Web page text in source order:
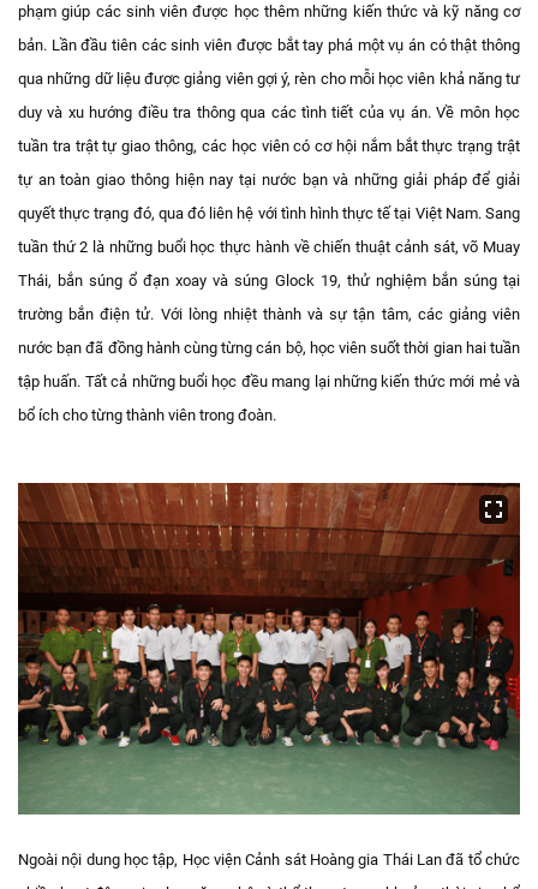
phạm giúp các sinh viên được học thêm những kiến thức và kỹ năng cơ
bản. Lần đầu tiên các sinh viên được bắt tay phá một vụ án có thật thông
qua những dữ liệu được giảng viên gợi ý, rèn cho mỗi học viên khả năng tư
duy và xu hướng điều tra thông qua các tình tiết của vụ án. Về môn học
tuần tra trật tự giao thông, các học viên có cơ hội nắm bắt thực trạng trật
tự an toàn giao thông hiện nay tại nước bạn và những giải pháp để giải
quyết thực trạng đó, qua đó liên hệ với tình hình thực tế tại Việt Nam. Sang
tuần thứ 2 là những buổi học thực hành về chiến thuật cảnh sát, võ Muay
Thái, bắn súng ổ đạn xoay và súng Glock 19, thử nghiệm bắn súng tại
trường bắn điện tử. Với lòng nhiệt thành và sự tận tâm, các giảng viên
nước bạn đã đồng hành cùng từng cán bộ, học viên suốt thời gian hai tuần
tập huấn. Tất cả những buổi học đều mang lại những kiến thức mới mẻ và
bổ ích cho từng thành viên trong đoàn.
Ngoài nội dung học tập, Học viện Cảnh sát Hoàng gia Thái Lan đã tổ chức